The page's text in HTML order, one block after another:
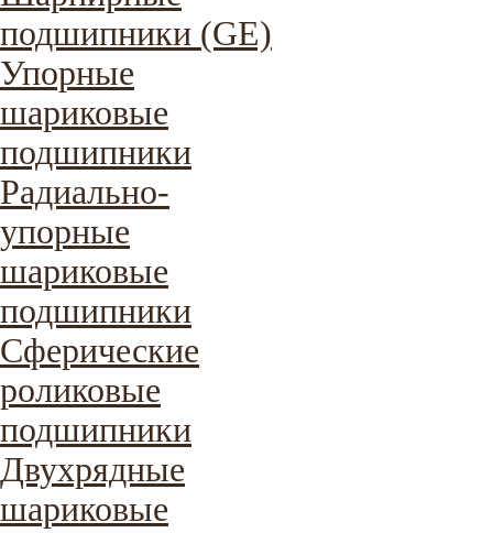
подшипники (GE)
Упорные
шариковые
подшипники
Радиально-
упорные
шариковые
подшипники
Сферические
роликовые
подшипники
Двухрядные
шариковые